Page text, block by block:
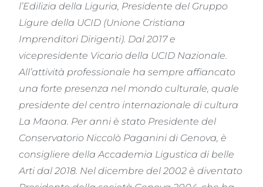
l’Edilizia della Liguria, Presidente del Gruppo
Ligure della UCID (Unione Cristiana
Imprenditori Dirigenti). Dal 2017 e
vicepresidente Vicario della UCID Nazionale.
All’attività professionale ha sempre affiancato
una forte presenza nel mondo culturale, quale
presidente del centro internazionale di cultura
La Maona. Per anni è stato Presidente del
Conservatorio Niccolò Paganini di Genova, è
consigliere della Accademia Ligustica di belle
Arti dal 2018. Nel dicembre del 2002 è diventato